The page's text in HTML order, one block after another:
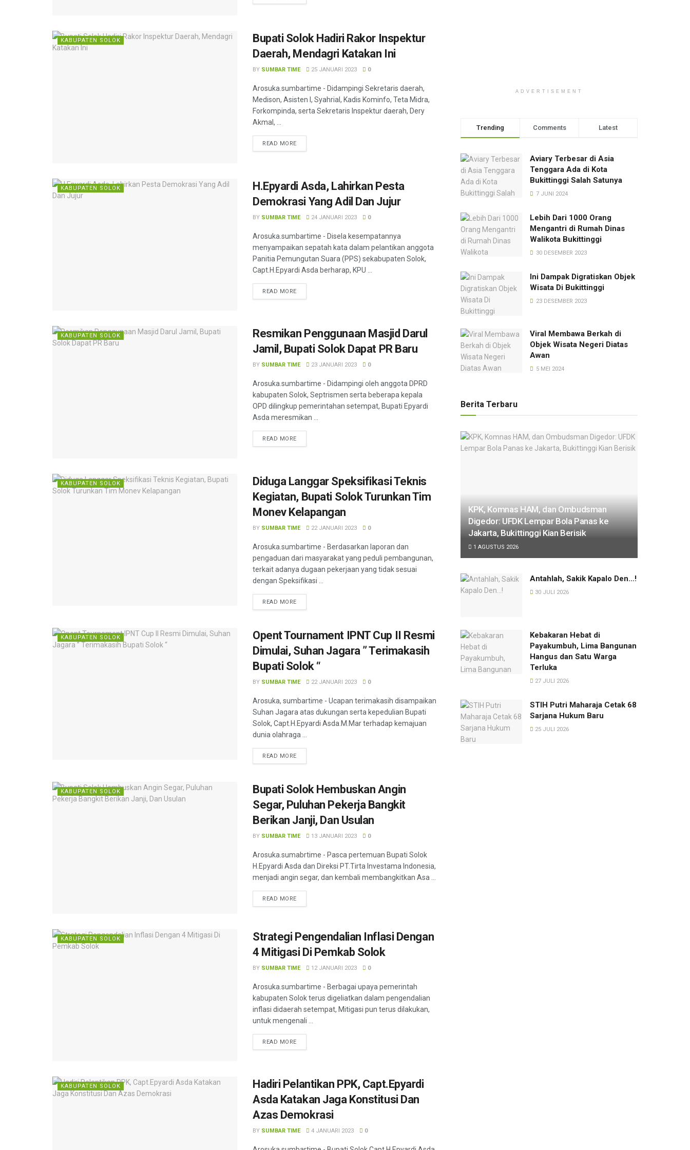
KABUPATEN SOLOK
Bupati Solok Hadiri Rakor Inspektur
Daerah, Mendagri Katakan Ini
BY SUMBAR TIME 25 JANUARI 2023 0
Arosuka.sumbartime - Didampingi Sekretaris daerah,
Medison, Asisten I, Syahrial, Kadis Kominfo, Teta Midra,
Forkompinda, serta Sekretaris Inspektur daerah, Dery
Akmal, ...
READ MORE
KABUPATEN SOLOK
H.Epyardi Asda, Lahirkan Pesta
Demokrasi Yang Adil Dan Jujur
BY SUMBAR TIME 24 JANUARI 2023 0
Arosuka.sumbartime - Disela kesempatannya
menyampaikan sepatah kata dalam pelantikan anggota
Panitia Pemungutan Suara (PPS) sekabupaten Solok,
Capt.H.Epyardi Asda berharap, KPU ...
READ MORE
KABUPATEN SOLOK
Resmikan Penggunaan Masjid Darul
Jamil, Bupati Solok Dapat PR Baru
BY SUMBAR TIME 23 JANUARI 2023 0
Arosuka.sumbartime - Didampingi oleh anggota DPRD
kabupaten Solok, Septrismen serta beberapa kepala
OPD dilingkup pemerintahan setempat, Bupati Epyardi
Asda meresmikan ...
READ MORE
KABUPATEN SOLOK
Diduga Langgar Speksifikasi Teknis
Kegiatan, Bupati Solok Turunkan Tim
Monev Kelapangan
BY SUMBAR TIME 22 JANUARI 2023 0
Arosuka.sumbartime - Berdasarkan laporan dan
pengaduan dari masyarakat yang peduli pembangunan,
terkait adanya dugaan pekerjaan yang tidak sesuai
dengan Speksifikasi ...
READ MORE
KABUPATEN SOLOK
Opent Tournament IPNT Cup II Resmi
Dimulai, Suhan Jagara ” Terimakasih
Bupati Solok “
BY SUMBAR TIME 22 JANUARI 2023 0
Arosuka, sumbartime - Ucapan terimakasih disampaikan
Suhan Jagara atas dukungan serta kepedulian Bupati
Solok, Capt.H.Epyardi Asda.M.Mar terhadap kemajuan
dunia olahraga ...
READ MORE
KABUPATEN SOLOK
Bupati Solok Hembuskan Angin
Segar, Puluhan Pekerja Bangkit
Berikan Janji, Dan Usulan
BY SUMBAR TIME 13 JANUARI 2023 0
Arosuka.sumabrtime - Pasca pertemuan Bupati Solok
H.Epyardi Asda dan Direksi PT.Tirta Investama Indonesia,
menjadi angin segar, dan kembali membangkitkan Asa ...
READ MORE
KABUPATEN SOLOK
Strategi Pengendalian Inflasi Dengan
4 Mitigasi Di Pemkab Solok
BY SUMBAR TIME 12 JANUARI 2023 0
Arosuka.sumbartime - Berbagai upaya pemerintah
kabupaten Solok terus digeliatkan dalam pengendalian
inflasi didaerah setempat, Mitigasi pun terus dilakukan,
untuk mengenali ...
READ MORE
KABUPATEN SOLOK
Hadiri Pelantikan PPK, Capt.Epyardi
Asda Katakan Jaga Konstitusi Dan
Azas Demokrasi
BY SUMBAR TIME 4 JANUARI 2023 0
ADVERTISEMENT
Trending Comments Latest
Aviary Terbesar di Asia
Tenggara Ada di Kota
Bukittinggi Salah Satunya
7 JUNI 2024
Lebih Dari 1000 Orang
Mengantri di Rumah Dinas
Walikota Bukittinggi
30 DESEMBER 2023
Ini Dampak Digratiskan Objek
Wisata Di Bukittinggi
23 DESEMBER 2023
Viral Membawa Berkah di
Objek Wisata Negeri Diatas
Awan
5 MEI 2024
Berita Terbaru
KPK, Komnas HAM, dan Ombudsman
Digedor: UFDK Lempar Bola Panas ke
Jakarta, Bukittinggi Kian Berisik
1 AGUSTUS 2026
Antahlah, Sakik Kapalo Den…!
30 JULI 2026
Kebakaran Hebat di
Payakumbuh, Lima Bangunan
Hangus dan Satu Warga
Terluka
27 JULI 2026
STIH Putri Maharaja Cetak 68
Sarjana Hukum Baru
25 JULI 2026